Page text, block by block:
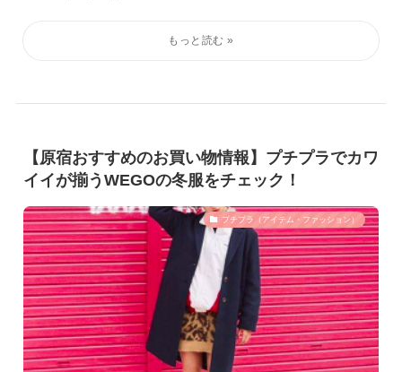
【原宿おすすめのお買い物情報】プチプラでカワ
イイが揃うWEGOの冬服をチェック！
プチプラ（アイテム・ファッション）